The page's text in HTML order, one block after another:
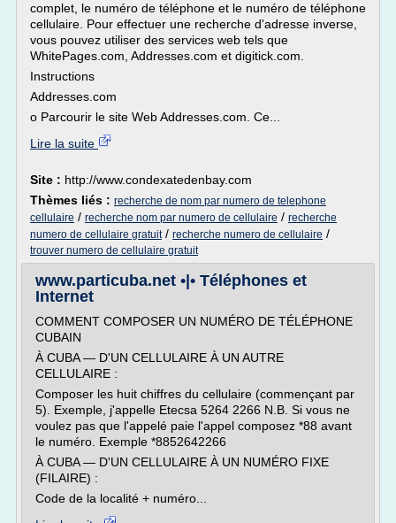
complet, le numéro de téléphone et le numéro de téléphone
cellulaire. Pour effectuer une recherche d'adresse inverse,
vous pouvez utiliser des services web tels que
WhitePages.com, Addresses.com et digitick.com.
Instructions
Addresses.com
o Parcourir le site Web Addresses.com. Ce...
Lire la suite
Site : http://www.condexatedenbay.com
Thèmes liés : recherche de nom par numero de telephone
cellulaire / recherche nom par numero de cellulaire / recherche
numero de cellulaire gratuit/ recherche numero de cellulaire /
trouver numero de cellulaire gratuit
www.particuba.net •|• Téléphones et
Internet
COMMENT COMPOSER UN NUMÉRO DE TÉLÉPHONE
CUBAIN
À CUBA — D'UN CELLULAIRE À UN AUTRE
CELLULAIRE :
Composer les huit chiffres du cellulaire (commençant par
5). Exemple, j'appelle Etecsa 5264 2266 N.B. Si vous ne
voulez pas que l'appelé paie l'appel composez *88 avant
le numéro. Exemple *8852642266
À CUBA — D'UN CELLULAIRE À UN NUMÉRO FIXE
(FILAIRE) :
Code de la localité + numéro...